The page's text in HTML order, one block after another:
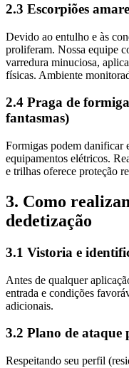
2.3 Escorpiões
Devido ao entulho e às
proliferam. Nossa equipe
varredura minuciosa,
físicas. Ambiente
2.4 Praga de
fantasmas)
Formigas podem danificar
equipamentos elétricos.
e trilhas oferece proteção
3. Como
dedetização
3.1 Vistoria e
Antes de qualquer
entrada e condições
adicionais.
3.2 Plano de ataque
Respeitando seu perfil